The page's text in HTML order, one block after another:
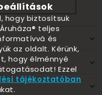
hogy biztosítsuk
teljes
és
az oldalt. Kérünk,
hogy élménnyé
Ezzel
tájékoztatóban